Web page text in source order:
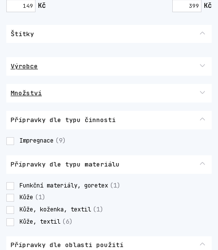
Kč Kč
Štítky
Výrobce
Množství
Přípravky dle typu činnosti
Impregnace (9)
Přípravky dle typu materiálu
Funkční materiály, goretex (1)
Kůže (1)
Kůže, koženka, textil (1)
Kůže, textil (6)
Přípravky dle oblasti použití